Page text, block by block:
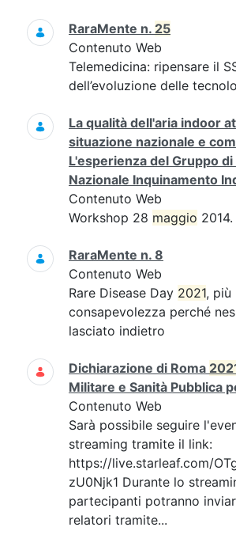
RaraMente n. 25
Contenuto Web
Telemedicina: ripensare il
dell’evoluzione delle
La qualità dell'aria indoor
situazione nazionale e
L'esperienza del Gruppo
Nazionale Inquinamento
Contenuto Web
Workshop 28 maggio 2014.
RaraMente n. 8
Contenuto Web
Rare Disease Day 2021, più
consapevolezza perché
lasciato indietro
Dichiarazione di Roma
Militare e Sanità Pubblica
Contenuto Web
Sarà possibile seguire
streaming tramite il link:
https://live.starleaf.com/
zU0Njk1 Durante lo
partecipanti potranno
relatori tramite...